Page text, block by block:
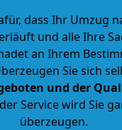
dass Ihr Umzug
und alle Ihre
an Ihrem
Sie sich
und der
Service wird Sie
überzeugen.